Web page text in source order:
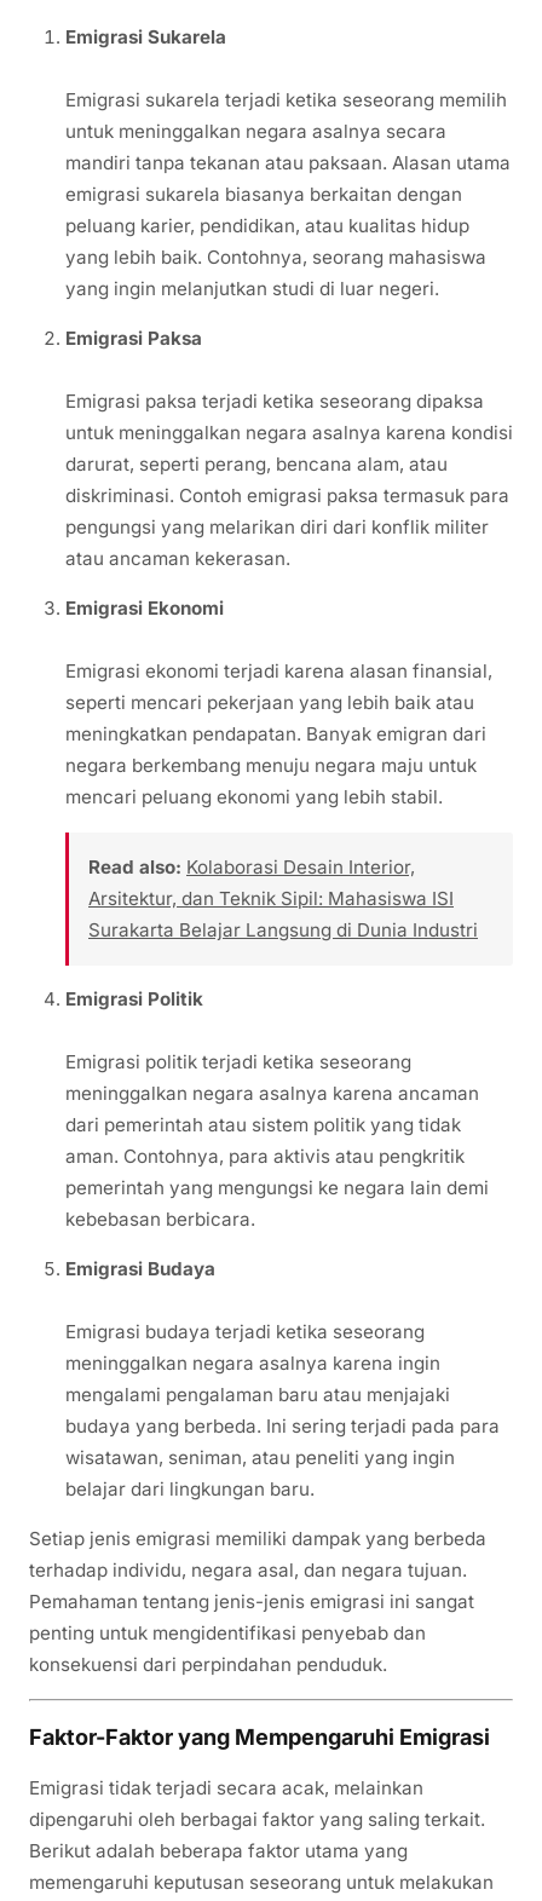
Emigrasi Sukarela
Emigrasi sukarela terjadi ketika seseorang memilih
untuk meninggalkan negara asalnya secara
mandiri tanpa tekanan atau paksaan. Alasan utama
emigrasi sukarela biasanya berkaitan dengan
peluang karier, pendidikan, atau kualitas hidup
yang lebih baik. Contohnya, seorang mahasiswa
yang ingin melanjutkan studi di luar negeri.
Emigrasi Paksa
Emigrasi paksa terjadi ketika seseorang dipaksa
untuk meninggalkan negara asalnya karena kondisi
darurat, seperti perang, bencana alam, atau
diskriminasi. Contoh emigrasi paksa termasuk para
pengungsi yang melarikan diri dari konflik militer
atau ancaman kekerasan.
Emigrasi Ekonomi
Emigrasi ekonomi terjadi karena alasan finansial,
seperti mencari pekerjaan yang lebih baik atau
meningkatkan pendapatan. Banyak emigran dari
negara berkembang menuju negara maju untuk
mencari peluang ekonomi yang lebih stabil.
Read also: Kolaborasi Desain Interior,
Arsitektur, dan Teknik Sipil: Mahasiswa ISI
Surakarta Belajar Langsung di Dunia Industri
Emigrasi Politik
Emigrasi politik terjadi ketika seseorang
meninggalkan negara asalnya karena ancaman
dari pemerintah atau sistem politik yang tidak
aman. Contohnya, para aktivis atau pengkritik
pemerintah yang mengungsi ke negara lain demi
kebebasan berbicara.
Emigrasi Budaya
Emigrasi budaya terjadi ketika seseorang
meninggalkan negara asalnya karena ingin
mengalami pengalaman baru atau menjajaki
budaya yang berbeda. Ini sering terjadi pada para
wisatawan, seniman, atau peneliti yang ingin
belajar dari lingkungan baru.
Setiap jenis emigrasi memiliki dampak yang berbeda
terhadap individu, negara asal, dan negara tujuan.
Pemahaman tentang jenis-jenis emigrasi ini sangat
penting untuk mengidentifikasi penyebab dan
konsekuensi dari perpindahan penduduk.
Faktor-Faktor yang Mempengaruhi Emigrasi
Emigrasi tidak terjadi secara acak, melainkan
dipengaruhi oleh berbagai faktor yang saling terkait.
Berikut adalah beberapa faktor utama yang
memengaruhi keputusan seseorang untuk melakukan